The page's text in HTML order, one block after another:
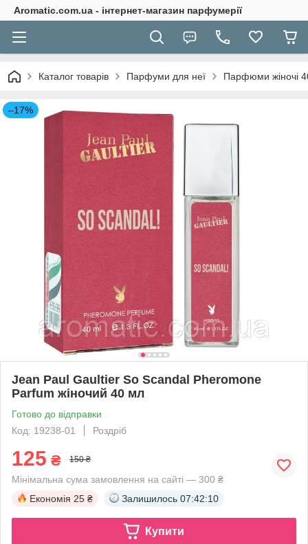
Aromatic.com.ua - інтернет-магазин парфумерії
Каталог товарів Парфуми для неї Парфюми жіночі
–17%
Jean Paul Gaultier So Scandal Pheromone
Parfum жіночий 40 мл
Готово до відправки
Код: 19238-01
Роздріб
125 ₴ 150 ₴
Мінімальна сума замовлення на сайті — 300 ₴
Економія 25 ₴ Залишилось 07:42:10
Купити